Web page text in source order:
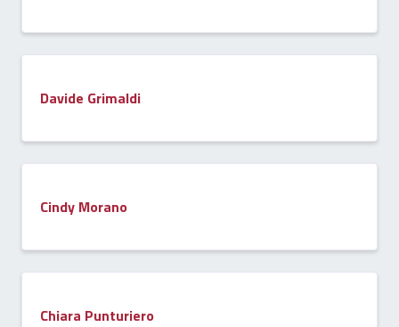
Davide Grimaldi
Cindy Morano
Chiara Punturiero